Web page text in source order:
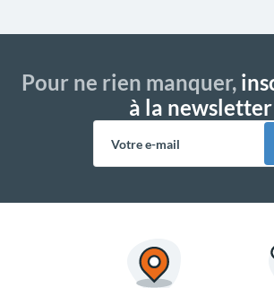
Pour ne rien manquer,
à la newsletter